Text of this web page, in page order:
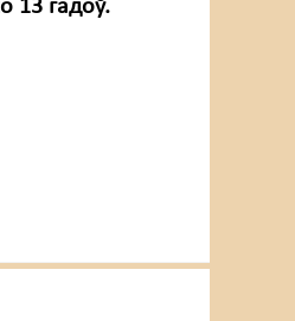
13 гадоў.